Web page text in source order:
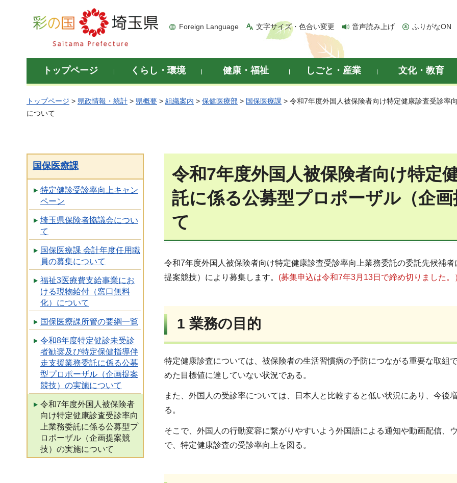
彩の国 埼玉県
Foreign Language 文字サイズ・色合い変更 音声読み上げ ふりがなON
トップページ くらし・環境 健康・福祉 しごと・産業 文化・教育
トップページ > 県政情報・統計 > 県概要 > 組織案内 > 保健医療部 > 国保医療課 > 令和7年度外国人被保険者向け特定健康診査受診率
について
国保医療課
特定健診受診率向上キャン
ペーン
埼玉県保険者協議会につい
て
国保医療課 会計年度任用職
員の募集について
福祉3医療費支給事業にお
ける現物給付（窓口無料
化）について
国保医療課所管の要綱一覧
令和8年度特定健診未受診
者勧奨及び特定保健指導伴
走支援業務委託に係る公募
型プロポーザル（企画提案
競技）の実施について
令和7年度外国人被保険者
向け特定健康診査受診率向
上業務委託に係る公募型プ
ロポーザル（企画提案競
技）の実施について
令和7年度外国人被保険者向け特定
託に係る公募型プロポーザル（企
て
令和7年度外国人被保険者向け特定健康診査受診率向上業務委託の委託先候補
提案競技）により募集します。 (募集申込は令和7年3月13日で締め切りました。
1 業務の目的
特定健康診査については、被保険者の生活習慣病の予防につながる重要な取組
めた目標値に達していない状況である。
また、外国人の受診率については、日本人と比較すると低い状況にあり、今後
る。
そこで、外国人の行動変容に繋がりやすいよう外国語による通知や動画配信、
で、特定健康診査の受診率向上を図る。